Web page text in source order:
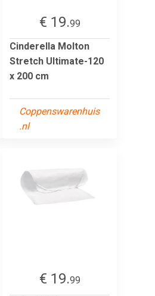
€ 19.99
Cinderella Molton
Stretch Ultimate-120
x 200 cm
Coppenswarenhuis
.nl
€ 19.99